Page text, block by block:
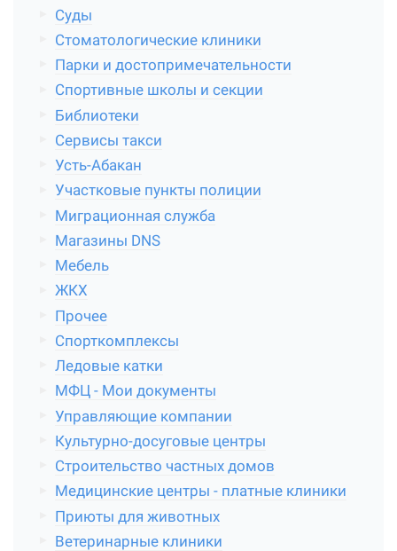
Суды
Стоматологические клиники
Парки и достопримечательности
Спортивные школы и секции
Библиотеки
Сервисы такси
Усть-Абакан
Участковые пункты полиции
Миграционная служба
Магазины DNS
Мебель
ЖКХ
Прочее
Спорткомплексы
Ледовые катки
МФЦ - Мои документы
Управляющие компании
Культурно-досуговые центры
Строительство частных домов
Медицинские центры - платные клиники
Приюты для животных
Ветеринарные клиники